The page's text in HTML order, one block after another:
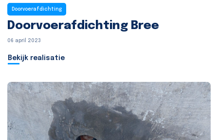
Doorvoerafdichting
Doorvoerafdichting Bree
06 april 2023
Bekijk realisatie